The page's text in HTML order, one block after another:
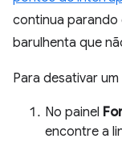
continua parando
barulhenta que
Para desativar
No painel
encontre a